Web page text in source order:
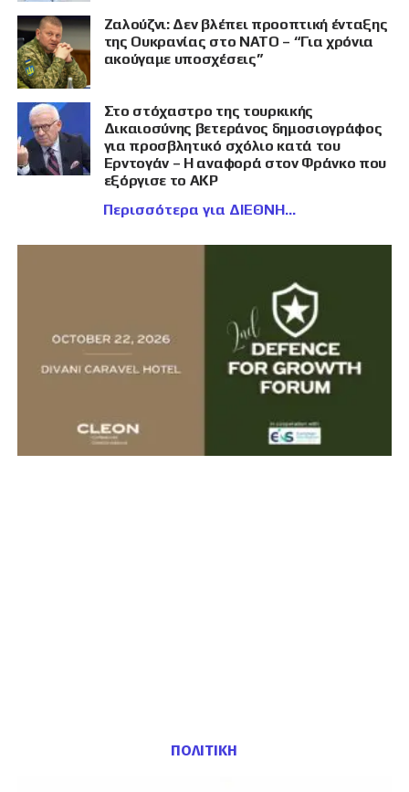
Ζαλούζνι: Δεν βλέπει προοπτική ένταξης
της Ουκρανίας στο ΝΑΤΟ – “Για χρόνια
ακούγαμε υποσχέσεις”
Στο στόχαστρο της τουρκικής
Δικαιοσύνης βετεράνος δημοσιογράφος
για προσβλητικό σχόλιο κατά του
Ερντογάν – Η αναφορά στον Φράνκο που
εξόργισε το AKP
Περισσότερα για ΔΙΕΘΝΗ
ΠΟΛΙΤΙΚΗ